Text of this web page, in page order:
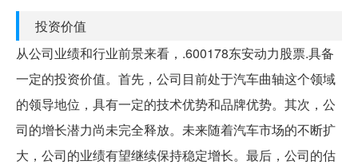
投资价值
从公司业绩和行业前景来看，.600178东安动力股票.具备
一定的投资价值。首先，公司目前处于汽车曲轴这个领域
的领导地位，具有一定的技术优势和品牌优势。其次，公
司的增长潜力尚未完全释放。未来随着汽车市场的不断扩
大，公司的业绩有望继续保持稳定增长。最后，公司的估